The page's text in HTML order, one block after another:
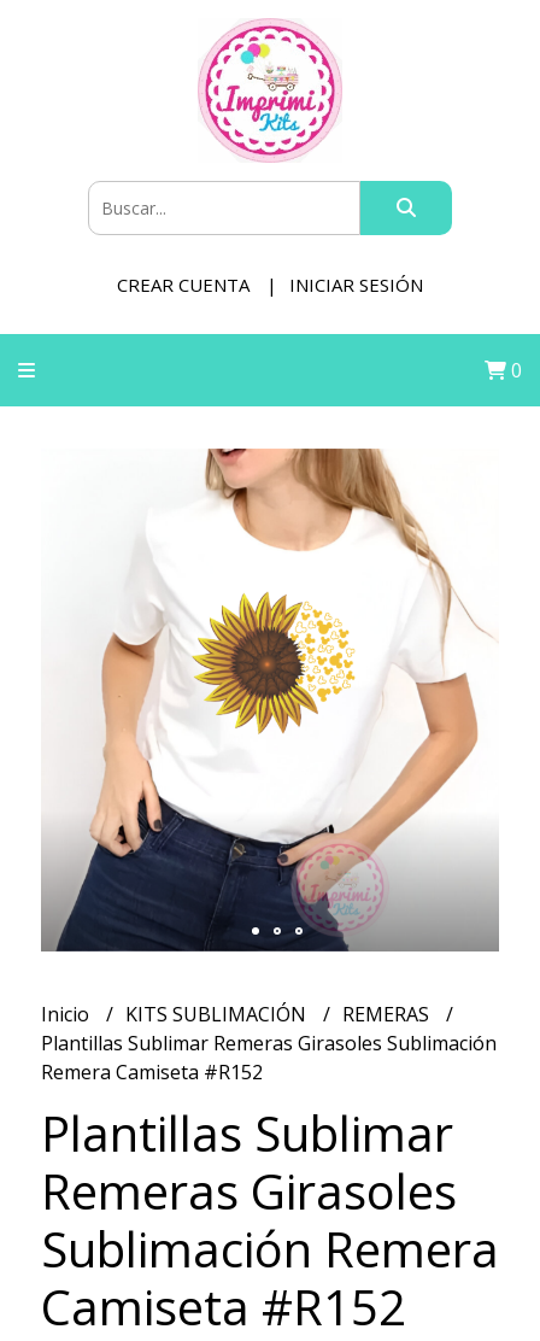
CREAR CUENTA INICIAR SESIÓN
0
Inicio KITS SUBLIMACIÓN
REMERAS
Plantillas Sublimar Remeras Girasoles Sublimación
Remera Camiseta #R152
Plantillas Sublimar
Remeras Girasoles
Sublimación Remera
Camiseta #R152